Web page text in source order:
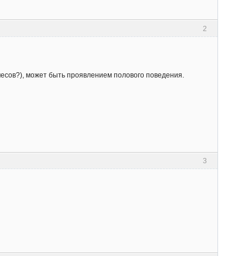
2
может быть проявлением полового поведения.
3